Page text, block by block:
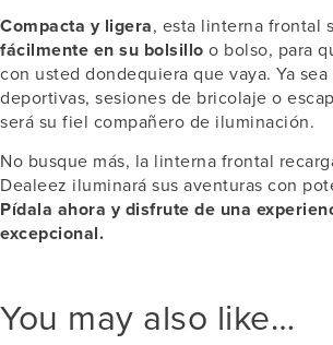
Compacta y ligera, esta linterna frontal
fácilmente en su bolsillo o bolso, para
con usted dondequiera que vaya. Ya
deportivas, sesiones de bricolaje o
será su fiel compañero de iluminación.
No busque más, la linterna frontal
Dealeez iluminará sus aventuras con
Pídala ahora y disfrute de una
excepcional.
You may also like…